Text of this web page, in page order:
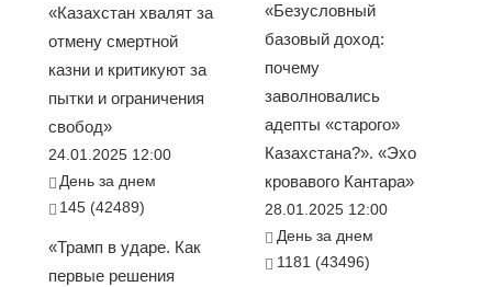
«Казахстан хвалят за
отмену смертной
казни и критикуют за
пытки и ограничения
свобод»
24.01.2025 12:00
День за днем
145 (42489)
«Трамп в ударе. Как
первые решения
«Безусловный
базовый доход:
почему
заволновались
адепты «старого»
Казахстана?». «Эхо
кровавого Кантара»
28.01.2025 12:00
День за днем
1181 (43496)